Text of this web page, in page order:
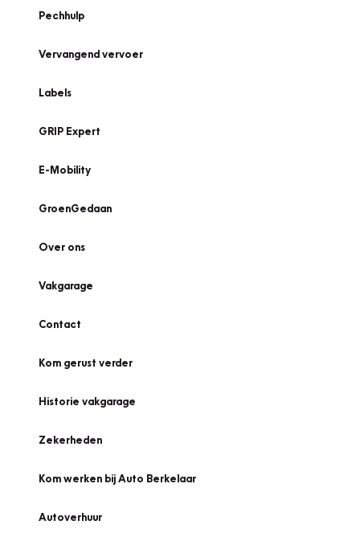
Pechhulp
Vervangend vervoer
Labels
GRIP Expert
E-Mobility
GroenGedaan
Over ons
Vakgarage
Contact
Kom gerust verder
Historie vakgarage
Zekerheden
Kom werken bij Auto Berkelaar
Autoverhuur